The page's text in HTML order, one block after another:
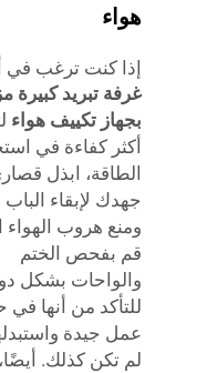
كنت ترغب في أن
تبريد كبيرة مزودة
تكييف هواءلتكون
كفاءة في استخدام
ابذل قصارى
لإبقاء الباب مغلقًا
هروب الهواء البارد.
الختم
بشكل دوري
من أنها في حالة
واستبدلها إذا
كذلك. أيضًا، » اقرأ